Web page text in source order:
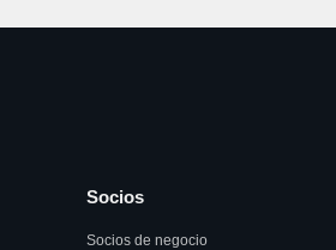
Socios
Socios de negocio